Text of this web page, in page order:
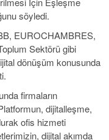
söyledi.
EUROCHAMBRES,
Sektörü gibi
dönüşüm konusunda
firmaların
dijitalleşme,
ofis hizmeti
dijital akımda